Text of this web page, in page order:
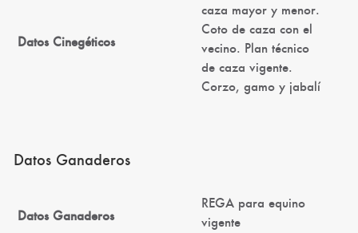
Datos Cinegéticos
caza mayor y menor.
Coto de caza con el
vecino. Plan técnico
de caza vigente.
Corzo, gamo y jabalí
Datos Ganaderos
Datos Ganaderos
REGA para equino
vigente